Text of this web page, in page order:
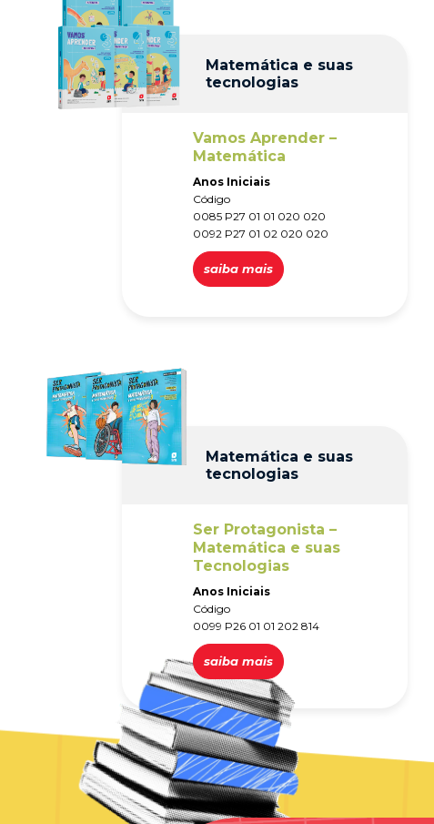
Matemática e suas
tecnologias
Vamos Aprender –
Matemática
Anos Iniciais
Código
0085 P27 01 01 020 020
0092 P27 01 02 020 020
saiba mais
Matemática e suas
tecnologias
Ser Protagonista –
Matemática e suas
Tecnologias
Anos Iniciais
Código
0099 P26 01 01 202 814
saiba mais